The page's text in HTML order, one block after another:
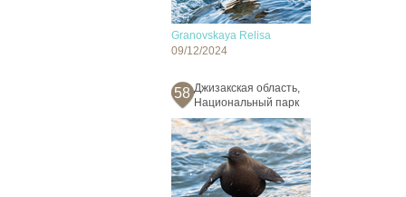
Granovskaya Relisa
09/12/2024
58 Джизакская область,
Национальный парк